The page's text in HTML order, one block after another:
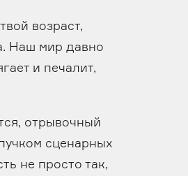
возраст,
Наш мир давно
и печалит,
отрывочный
сценарных
не просто так,